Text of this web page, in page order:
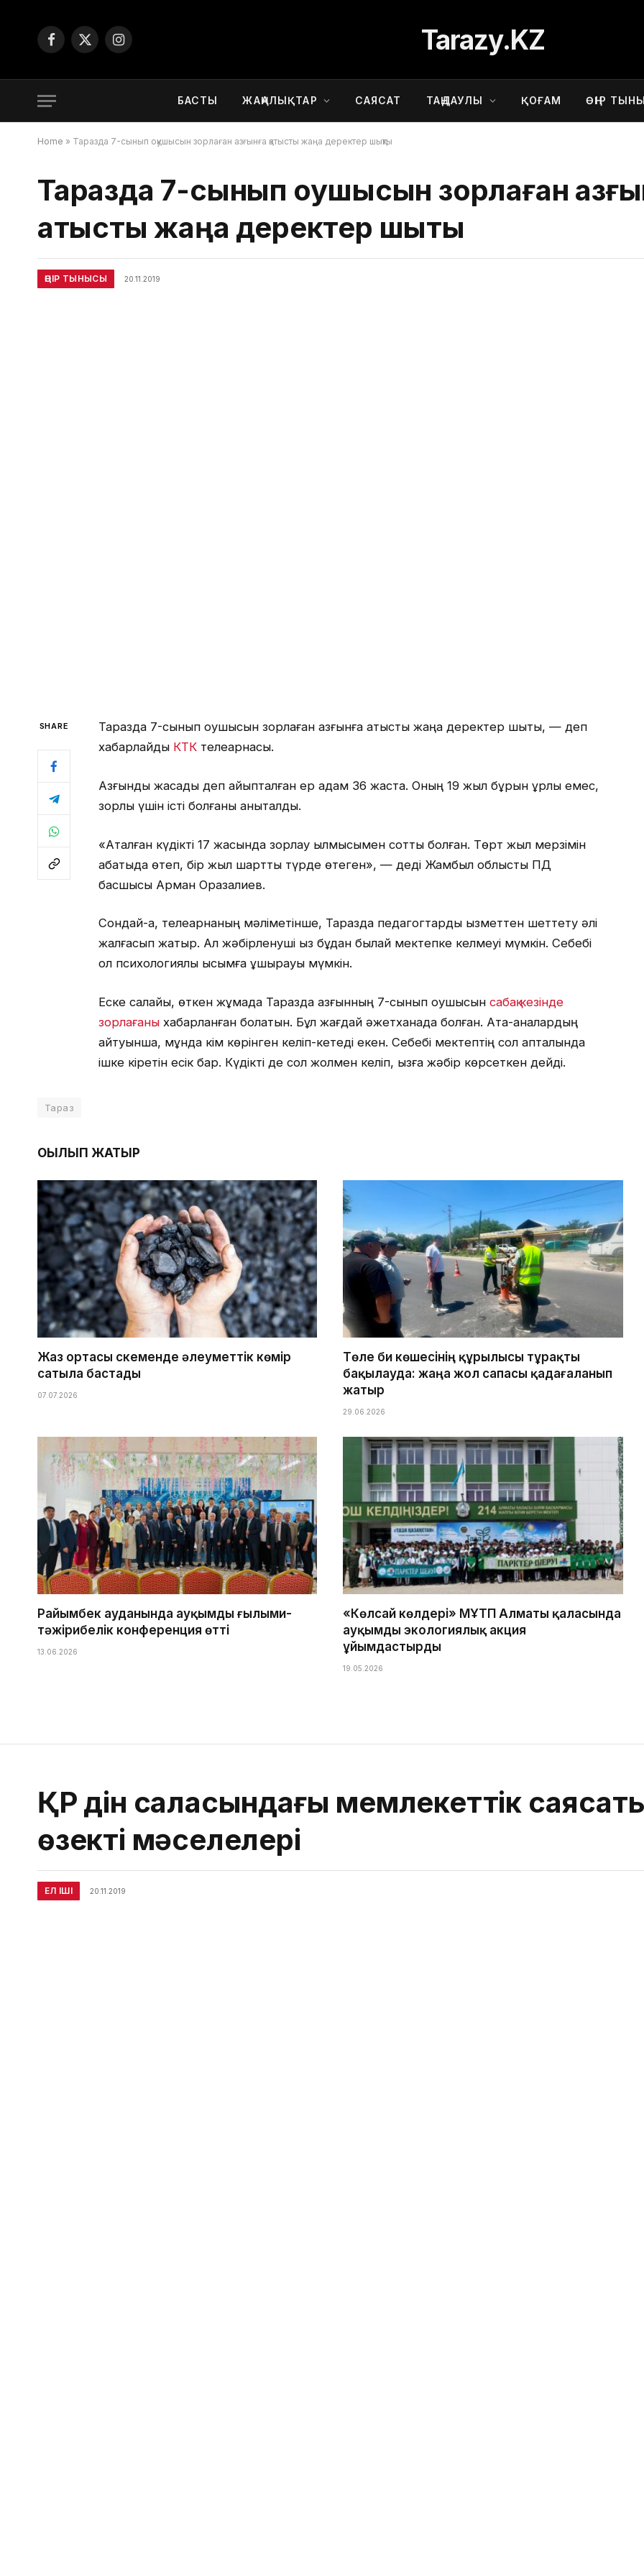
Facebook
X
Instagram Tarazy.KZ
БАСТЫ ЖАҢАЛЫҚТАР САЯСАТ ТАҢДАУЛЫ ҚОҒАМ ӨҢІР
Home » Таразда 7-сынып оқушысын зорлаған азғынға қатысты жаңа деректер шықты
Таразда 7-сынып оқушысын зорлаған
қатысты жаңа деректер шықты
ӨҢІР ТЫНЫСЫ 20.11.2019
SHARE
Таразда 7-сынып оқушысын зорлаған азғынға қатысты жаңа деректер шықты, — деп
хабарлайды КТКтелеарнасы.
Азғындық жасады деп айыпталған ер адам 36 жаста. Оның 19 жыл бұрын ұрлық емес,
зорлық үшін істі болғаны анықталды.
«Аталған күдікті 17 жасында зорлау қылмысымен сотты болған. Төрт жыл мерзімін
абақтыда өтеп, бір жыл шартты түрде өтеген», — деді Жамбыл облыстық ПД
басшысы Арман Оразалиев.
Сондай-ақ, телеарнаның мәліметінше, Таразда педагогтарды қызметтен шеттету әлі
жалғасып жатыр. Ал жәбірленуші қыз бұдан былай мектепке келмеуі мүмкін. Себебі
ол психологиялық қысымға ұшырауы мүмкін.
Еске салайық, өткен жұмада Таразда азғынның 7-сынып оқушысын сабақ кезінде
зорлағаныхабарланған болатын. Бұл жағдай әжетханада болған. Ата-аналардың
айтуынша, мұнда кім көрінген келіп-кетеді екен. Себебі мектептің сол қапталында
ішке кіретін есік бар. Күдікті де сол жолмен келіп, қызға жәбір көрсеткен дейді.
Тараз
ОҚЫЛЫП ЖАТЫР
Жаз ортасы Өскеменде әлеуметтік көмір
сатыла бастады
07.07.2026
Төле би көшесінің құрылысы тұрақты
бақылауда: жаңа жол сапасы қадағаланып
жатыр
29.06.2026
Райымбек ауданында ауқымды ғылыми-
тәжірибелік конференция өтті
13.06.2026
«Көлсай көлдері» МҰТП Алматы қаласында
ауқымды экологиялық акция
ұйымдастырды
19.05.2026
ҚР дін саласындағы мемлекеттік
өзекті мәселелері
ЕЛ ІШІ 20.11.2019